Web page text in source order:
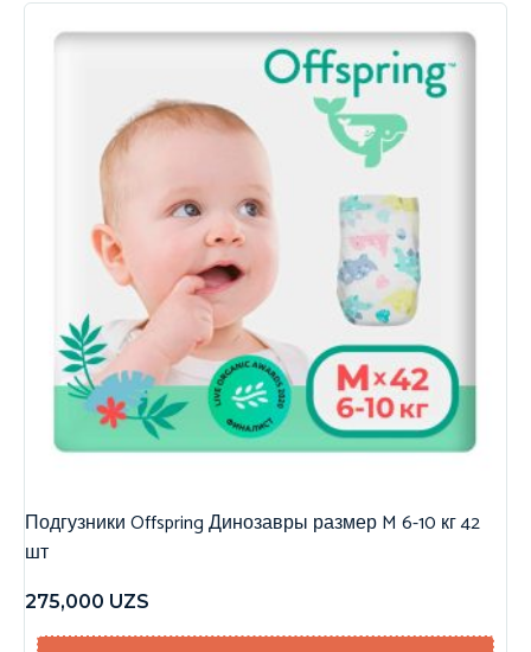
Подгузники Offspring Динозавры размер M 6-10 кг 42
шт
275,000 UZS